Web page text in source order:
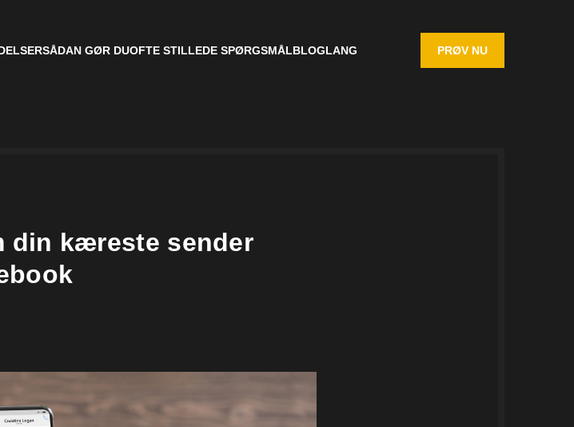
SÅDAN GØR DUOFTE STILLEDE SPØRGSMÅLBLOGLANG PRØV NU
din kæreste sender